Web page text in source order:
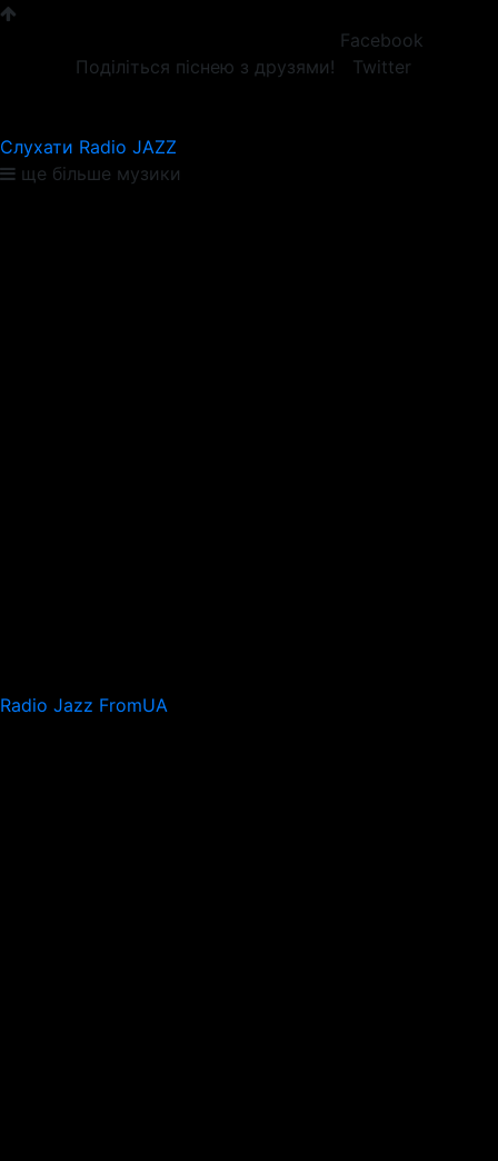
Поділіться піснею з друзями!
Facebook
Twitter
Слухати Radio JAZZ
ще більше музики
Radio Jazz FromUA